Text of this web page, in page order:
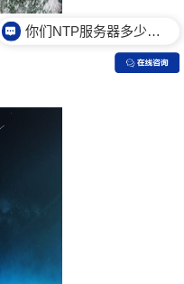
你们NTP服务器多少钱？